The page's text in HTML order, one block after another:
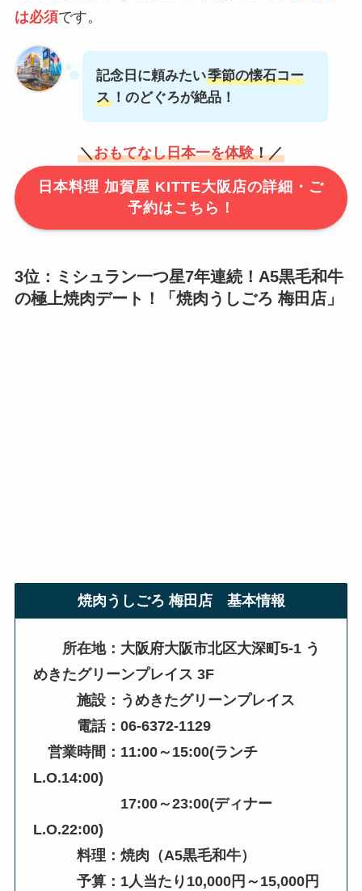
は必須です。
記念日に頼みたい季節の懐石コー
ス！のどぐろが絶品！
＼おもてなし日本一を体験！／
日本料理 加賀屋 KITTE大阪店の詳細・ご
予約はこちら！
3位：ミシュラン一つ星7年連続！A5黒毛和牛
の極上焼肉デート！「 焼肉うしごろ 梅田店」
焼肉うしごろ 梅田店 基本情報
所在地：大阪府大阪市北区大深町5-1 う
めきたグリーンプレイス 3F
施設：うめきたグリーンプレイス
電話：06-6372-1129
営業時間：11:00～15:00(ランチ
L.O.14:00)
17:00～23:00(ディナー
L.O.22:00)
料理：焼肉（A5黒毛和牛）
予算：1人当たり10,000円～15,000円